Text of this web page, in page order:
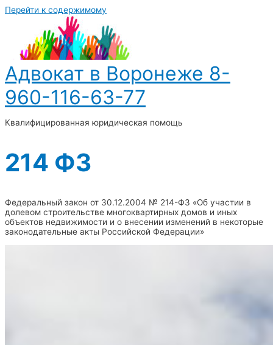
Перейти к содержимому
Адвокат в Воронеже 8-
960-116-63-77
Квалифицированная юридическая помощь
214 ФЗ
Федеральный закон от 30.12.2004 № 214-ФЗ «Об участии в
долевом строительстве многоквартирных домов и иных
объектов недвижимости и о внесении изменений в некоторые
законодательные акты Российской Федерации»